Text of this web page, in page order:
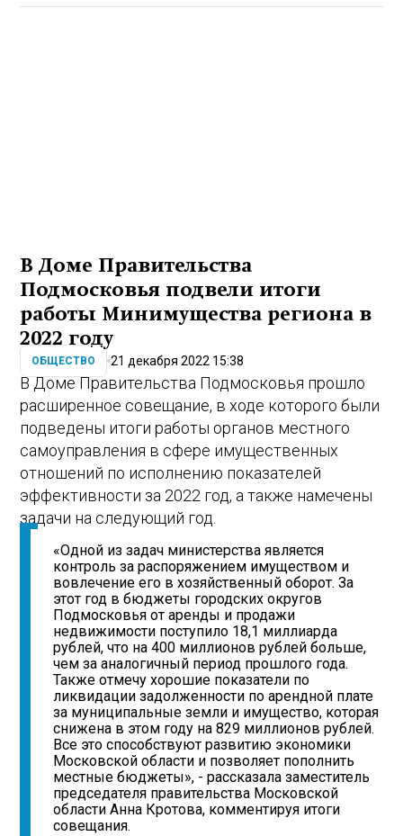
В Доме Правительства
Подмосковья подвели итоги
работы Минимущества региона в
2022 году
ОБЩЕСТВО 21 декабря 2022 15:38
В Доме Правительства Подмосковья прошло
расширенное совещание, в ходе которого были
подведены итоги работы органов местного
самоуправления в сфере имущественных
отношений по исполнению показателей
эффективности за 2022 год, а также намечены
задачи на следующий год.
«Одной из задач министерства является
контроль за распоряжением имуществом и
вовлечение его в хозяйственный оборот. За
этот год в бюджеты городских округов
Подмосковья от аренды и продажи
недвижимости поступило 18,1 миллиарда
рублей, что на 400 миллионов рублей больше,
чем за аналогичный период прошлого года.
Также отмечу хорошие показатели по
ликвидации задолженности по арендной плате
за муниципальные земли и имущество, которая
снижена в этом году на 829 миллионов рублей.
Все это способствуют развитию экономики
Московской области и позволяет пополнить
местные бюджеты», - рассказала заместитель
председателя правительства Московской
области Анна Кротова, комментируя итоги
совещания.